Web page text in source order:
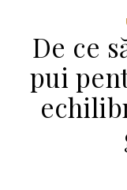
De ce
pui